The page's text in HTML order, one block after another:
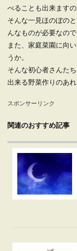
べることも出来ます
そんな一見ほのぼの
んなものが必要なので
また、家庭菜園に向
うか。
そんな初心者さんた
出来る野菜作りのあ
スポンサーリンク
関連のおすすめ記事